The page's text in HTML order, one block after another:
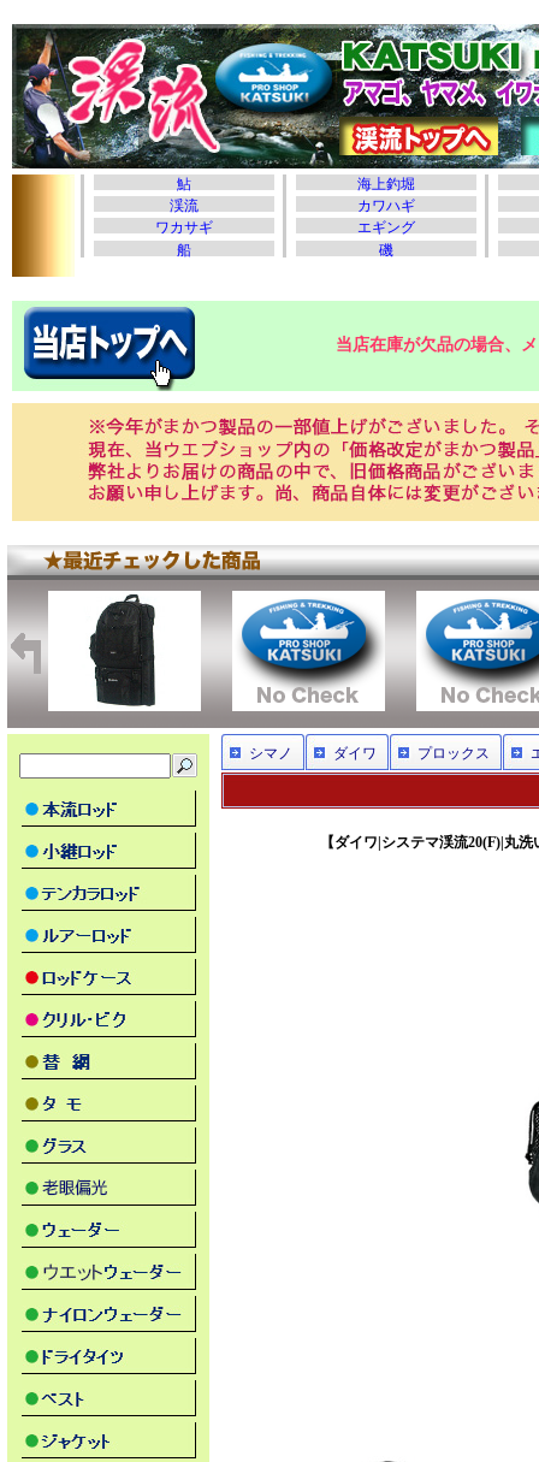
当店在庫が欠品の場合、
シマノ ダイワ プロックス
【ダイワ|システマ渓流20(F)|丸